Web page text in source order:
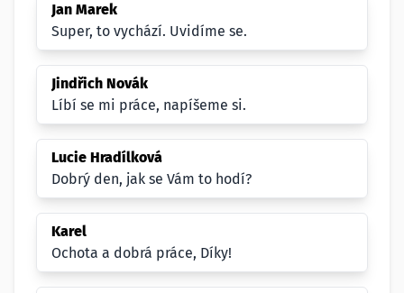
Jan Marek
Super, to vychází. Uvidíme se.
Jindřich Novák
Líbí se mi práce, napíšeme si.
Lucie Hradílková
Dobrý den, jak se Vám to hodí?
Karel
Ochota a dobrá práce, Díky!